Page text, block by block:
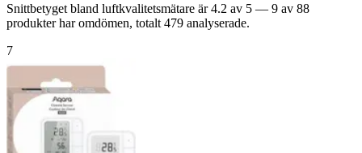
Snittbetyget bland luftkvalitetsmätare är 4.2 av 5 — 9 av 88
produkter har omdömen, totalt 479 analyserade.
7